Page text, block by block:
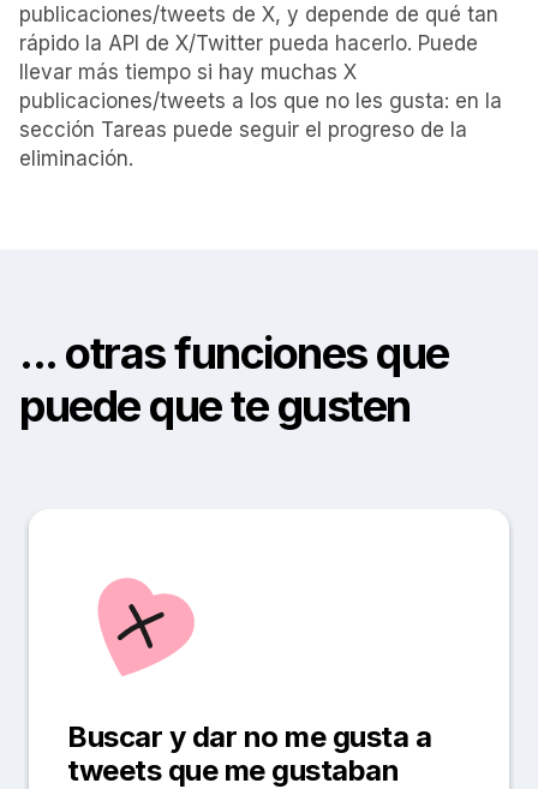
publicaciones/tweets de X, y depende de qué tan
rápido la API de X/Twitter pueda hacerlo. Puede
llevar más tiempo si hay muchas X
publicaciones/tweets a los que no les gusta: en la
sección Tareas puede seguir el progreso de la
eliminación.
... otras funciones que
puede que te gusten
Buscar y dar no me gusta a
tweets que me gustaban